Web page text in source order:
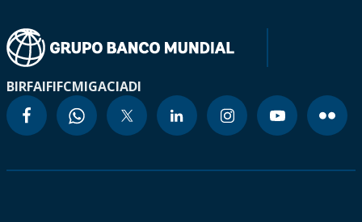
BIRFAIFIFCMIGACIADI